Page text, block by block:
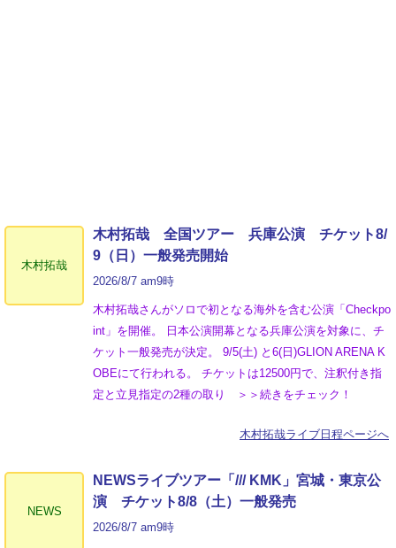
木村拓哉
木村拓哉 全国ツアー 兵庫公演 チケット8/
9（日）一般発売開始
2026/8/7 am9時
木村拓哉さんがソロで初となる海外を含む公演「Checkpo
int」を開催。 日本公演開幕となる兵庫公演を対象に、チ
ケット一般発売が決定。 9/5(土) と6(日)GLION ARENA K
OBEにて行われる。 チケットは12500円で、注釈付き指
定と立見指定の2種の取り ＞＞続きをチェック！
木村拓哉ライブ日程ページへ
NEWS
NEWSライブツアー「/// KMK」宮城・東京公
演 チケット8/8（土）一般発売
2026/8/7 am9時